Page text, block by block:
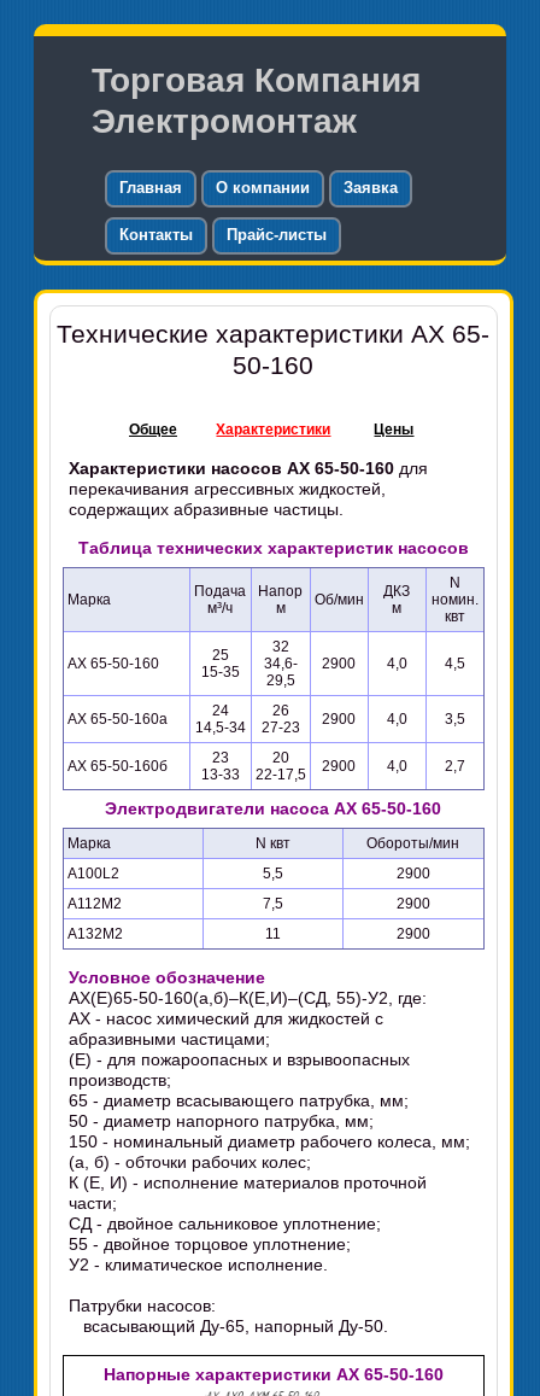
Торговая Компания
Электромонтаж
Главная О компании Заявка
Контакты Прайс-листы
Технические характеристики АХ 65-
50-160
Общее Характеристики Цены
Характеристики насосов АХ 65-50-160 для
перекачивания агрессивных жидкостей,
содержащих абразивные частицы.
Таблица технических характеристик насосов
Марка
Подача
м³/ч
Напор
м
Об/мин
ДКЗ
м
N
номин.
квт
АХ 65-50-160
25
15-35
32
34,6-
29,5
2900 4,0 4,5
АХ 65-50-160а
24
14,5-34
26
27-23
2900 4,0 3,5
АХ 65-50-160б
23
13-33
20
22-17,5
2900 4,0 2,7
Электродвигатели насоса АХ 65-50-160
Марка N квт
Обороты/мин
А100L2
5,5
2900
А112М2
7,5
2900
А132М2
11 2900
Условное обозначение
АХ(Е)65-50-160(а,б)–К(Е,И)–(СД, 55)-У2, где:
АХ - насос химический для жидкостей с
абразивными частицами;
(Е) - для пожароопасных и взрывоопасных
производств;
65 - диаметр всасывающего патрубка, мм;
50 - диаметр напорного патрубка, мм;
150 - номинальный диаметр рабочего колеса, мм;
(а, б) - обточки рабочих колес;
К (Е, И) - исполнение материалов проточной
части;
СД - двойное сальниковое уплотнение;
55 - двойное торцовое уплотнение;
У2 - климатическое исполнение.
Патрубки насосов:
всасывающий Ду-65, напорный Ду-50.
Напорные характеристики АХ 65-50-160